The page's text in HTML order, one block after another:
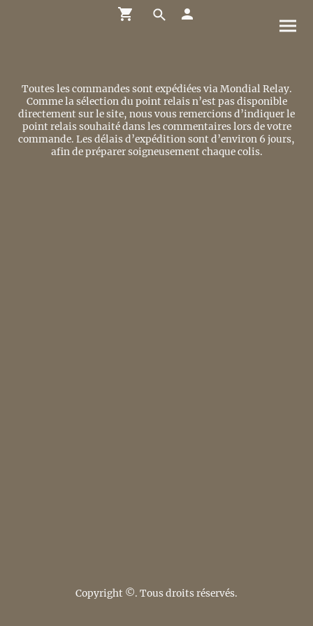
Toutes les commandes sont expédiées via Mondial Relay.
Comme la sélection du point relais n’est pas disponible
directement sur le site, nous vous remercions d’indiquer le
point relais souhaité dans les commentaires lors de votre
commande. Les délais d’expédition sont d’environ 6 jours,
afin de préparer soigneusement chaque colis.
Copyright ©. Tous droits réservés.